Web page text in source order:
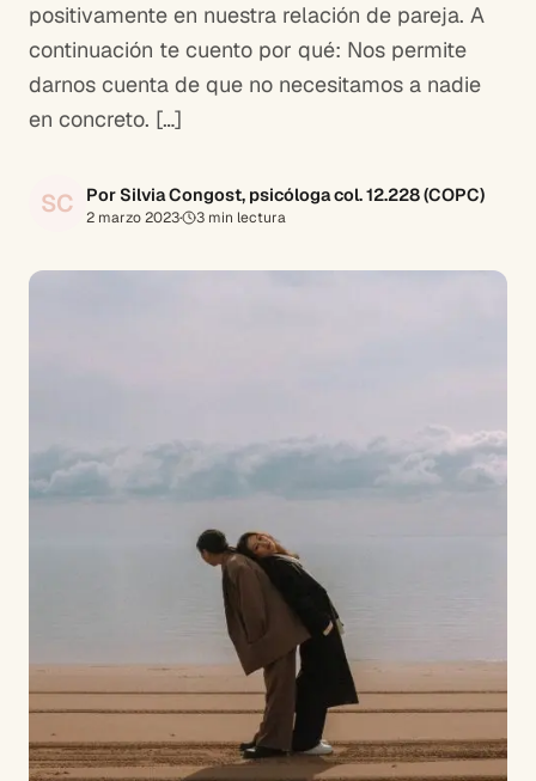
positivamente en nuestra relación de pareja. A
continuación te cuento por qué: Nos permite
darnos cuenta de que no necesitamos a nadie
en concreto. […]
SC Por Silvia Congost, psicóloga col. 12.228 (COPC)
2 marzo 2023· 3 min lectura